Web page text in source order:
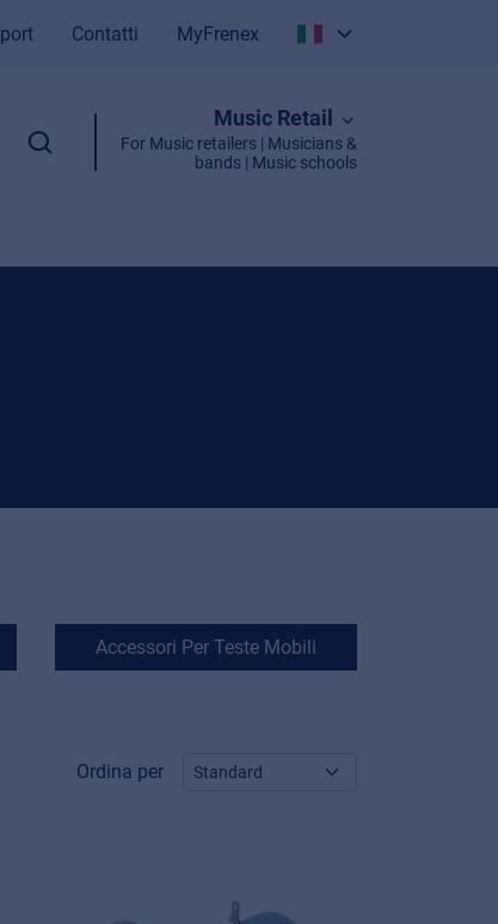
Contatti
MyFrenex
English
Music Retail
For Music retailers | Musicians &
bands | Music schools
Accessori Per Teste Mobili
Ordina per